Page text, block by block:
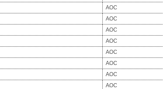
AOC
AOC
AOC
AOC
AOC
AOC
AOC
AOC